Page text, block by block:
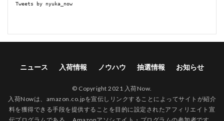
Tweets by nyuka_now
ニュース 入荷情報 ノウハウ 抽選情報 お知らせ
© Copyright 2021 入荷Now.
入荷Nowは、amazon.co.jpを宣伝しリンクすることによってサイトが紹介
料を獲得できる手段を提供することを目的に設定されたアフィリエイト宣
伝プログラムである、 Amazonアソシエイト・プログラムの参加者です。